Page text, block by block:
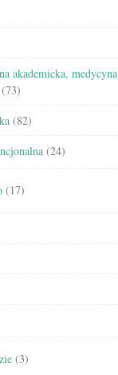
akademicka, medycyna
(73)
(82)
(24)
(17)
(3)